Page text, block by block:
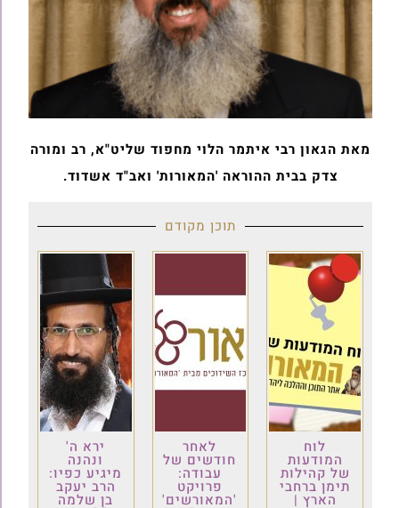
מאת הגאון רבי איתמר הלוי מחפוד שליט"א, רב ומורה
צדק בבית ההוראה 'המאורות' ואב"ד אשדוד.
תוכן מקודם
לוח
המודעות
של קהילות
תימן ברחבי
הארץ |
לאחר
חודשים של
עבודה:
פרויקט
'המאורשים'
ירא ה'
ונהנה
מיגיע כפיו:
הרב יעקב
בן שלמה